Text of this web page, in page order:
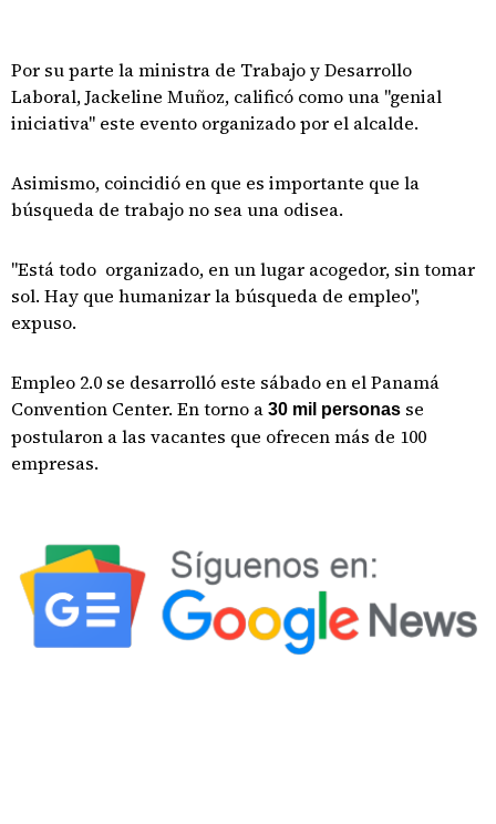
Por su parte la ministra de Trabajo y Desarrollo
Laboral, Jackeline Muñoz, calificó como una "genial
iniciativa" este evento organizado por el alcalde.
Asimismo, coincidió en que es importante que la
búsqueda de trabajo no sea una odisea.
"Está todo organizado, en un lugar acogedor, sin tomar
sol. Hay que humanizar la búsqueda de empleo",
expuso.
Empleo 2.0 se desarrolló este sábado en el Panamá
Convention Center. En torno a 30 mil personas se
postularon a las vacantes que ofrecen más de 100
empresas.